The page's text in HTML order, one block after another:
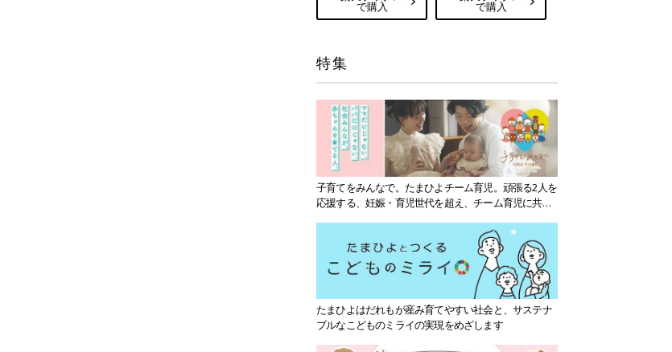
で購入 で購入
特集
子育てをみんなで。たまひよチーム育児。頑張る2人を
応援する、妊娠・育児世代を超え、チーム育児に共感
たまひよはだれもが産み育てやすい社会と、サステナ
ブルなこどものミライの実現をめざします